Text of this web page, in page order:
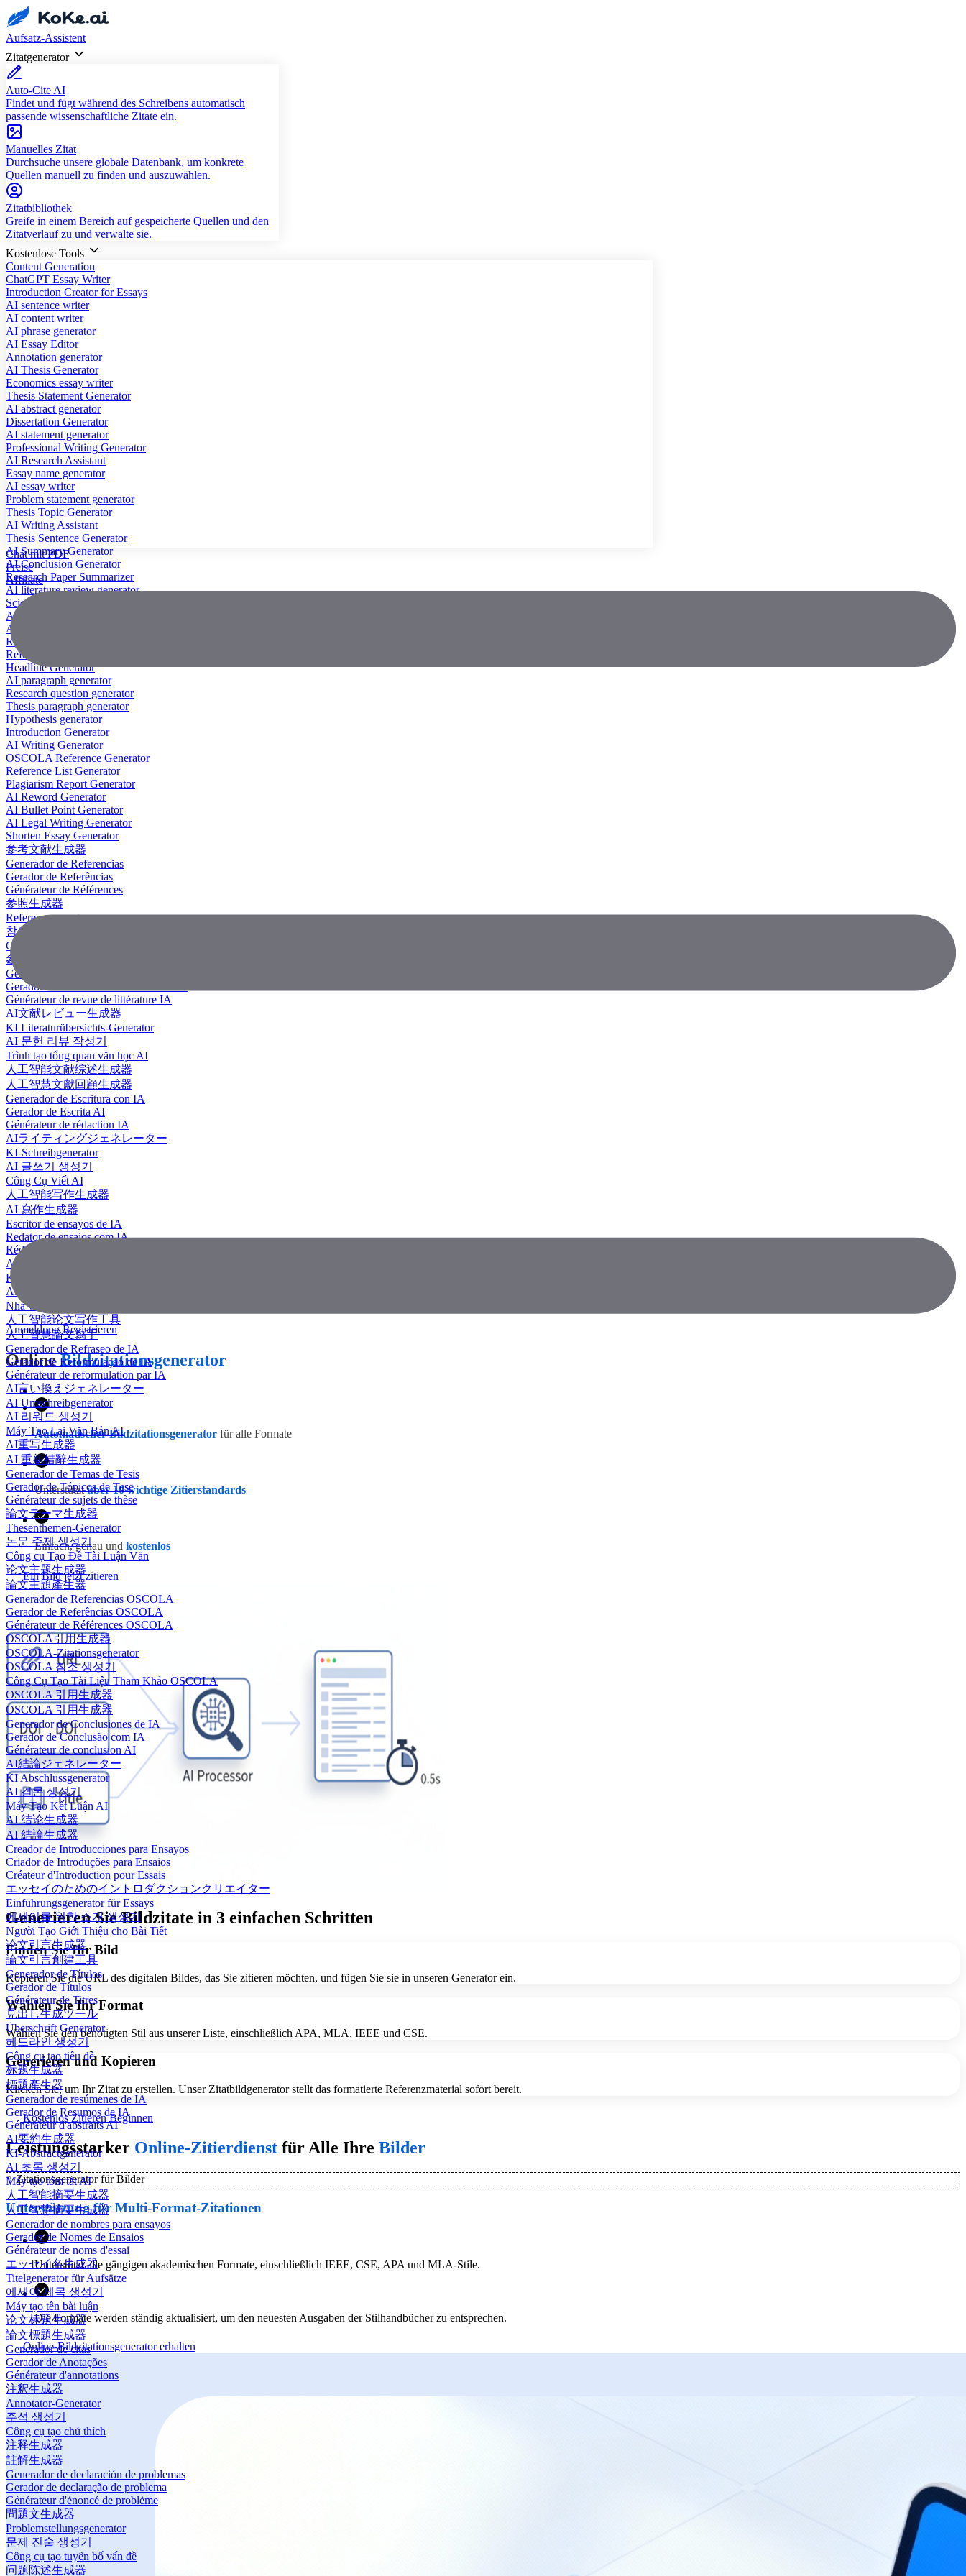
Aufsatz-Assistent
Zitatgenerator
Auto-Cite AI
Findet und fügt während des Schreibens automatisch
passende wissenschaftliche Zitate ein.
Manuelles Zitat
Durchsuche unsere globale Datenbank, um konkrete
Quellen manuell zu finden und auszuwählen.
Zitatbibliothek
Greife in einem Bereich auf gespeicherte Quellen und den
Zitatverlauf zu und verwalte sie.
Kostenlose Tools
Content Generation
ChatGPT Essay Writer
Introduction Creator for Essays
AI sentence writer
AI content writer
AI phrase generator
AI Essay Editor
Annotation generator
AI Thesis Generator
Economics essay writer
Thesis Statement Generator
AI abstract generator
Dissertation Generator
AI statement generator
Professional Writing Generator
AI Research Assistant
Essay name generator
AI essay writer
Problem statement generator
Thesis Topic Generator
AI Writing Assistant
Thesis Sentence Generator
AI Summary Generator
AI Conclusion Generator
Research Paper Summarizer
AI literature review generator
Scientific Paper Summarizer
AI case study generator
AI Research Paper Generator
Research Title Generator
Reference Generator
Headline Generator
AI paragraph generator
Research question generator
Thesis paragraph generator
Hypothesis generator
Introduction Generator
AI Writing Generator
OSCOLA Reference Generator
Reference List Generator
Plagiarism Report Generator
AI Reword Generator
AI Bullet Point Generator
AI Legal Writing Generator
Shorten Essay Generator
参考文献生成器
Generador de Referencias
Gerador de Referências
Générateur de Références
参照生成器
Referenzgenerator
참조 생성기
Công Cụ Tạo Tài Liệu Tham Khảo
參考文獻生成器
Generador de revisión literaria con IA
Gerador de Revisão de Literatura em IA
Générateur de revue de littérature IA
AI文献レビュー生成器
KI Literaturübersichts-Generator
AI 문헌 리뷰 작성기
Trình tạo tổng quan văn học AI
人工智能文献综述生成器
人工智慧文獻回顧生成器
Generador de Escritura con IA
Gerador de Escrita AI
Générateur de rédaction IA
AIライティングジェネレーター
KI-Schreibgenerator
AI 글쓰기 생성기
Công Cụ Viết AI
人工智能写作生成器
AI 寫作生成器
Escritor de ensayos de IA
Redator de ensaios com IA
Rédacteur d'essais IA
AIエッセイライター
KI Essay-Schreiber
AI 에세이 작성기
Nhà văn luận văn AI
人工智能论文写作工具
人工智慧論文寫手
Generador de Refraseo de IA
Gerador de Reformulação de IA
Générateur de reformulation par IA
AI言い換えジェネレーター
AI Umschreibgenerator
AI 리워드 생성기
Máy Tạo Lại Văn Bản AI
AI重写生成器
AI 重新措辭生成器
Generador de Temas de Tesis
Gerador de Tópicos de Tese
Générateur de sujets de thèse
論文テーマ生成器
Thesenthemen-Generator
논문 주제 생성기
Công cụ Tạo Đề Tài Luận Văn
论文主题生成器
論文主題產生器
Generador de Referencias OSCOLA
Gerador de Referências OSCOLA
Générateur de Références OSCOLA
OSCOLA引用生成器
OSCOLA-Zitationsgenerator
OSCOLA 참조 생성기
Công Cụ Tạo Tài Liệu Tham Khảo OSCOLA
OSCOLA 引用生成器
OSCOLA 引用生成器
Generador de Conclusiones de IA
Gerador de Conclusão com IA
Générateur de conclusion AI
AI結論ジェネレーター
KI Abschlussgenerator
AI 결론 생성기
Máy Tạo Kết Luận AI
AI 结论生成器
AI 結論生成器
Creador de Introducciones para Ensayos
Criador de Introduções para Ensaios
Créateur d'Introduction pour Essais
エッセイのためのイントロダクションクリエイター
Einführungsgenerator für Essays
에세이를 위한 소개 생성기
Người Tạo Giới Thiệu cho Bài Tiết
论文引言生成器
論文引言創建工具
Generador de Títulos
Gerador de Títulos
Générateur de Titres
見出し生成ツール
Überschrift Generator
헤드라인 생성기
Công cụ tạo tiêu đề
标题生成器
標題產生器
Generador de resúmenes de IA
Gerador de Resumos de IA
Générateur d'abstraits AI
AI要約生成器
KI-Abstractgenerator
AI 초록 생성기
Máy tạo tóm tắt AI
人工智能摘要生成器
人工智慧摘要生成器
Generador de nombres para ensayos
Gerador de Nomes de Ensaios
Générateur de noms d'essai
エッセイ名生成器
Titelgenerator für Aufsätze
에세이 제목 생성기
Máy tạo tên bài luận
论文标题生成器
論文標題生成器
Generador de citas
Gerador de Anotações
Générateur d'annotations
注釈生成器
Annotator-Generator
주석 생성기
Công cụ tạo chú thích
注释生成器
註解生成器
Generador de declaración de problemas
Gerador de declaração de problema
Générateur d'énoncé de problème
問題文生成器
Problemstellungsgenerator
문제 진술 생성기
Công cụ tạo tuyên bố vấn đề
问题陈述生成器
Chat mit PDF
Preise
Affiliate
AnmeldungRegistrieren
OnlineBildzitationsgenerator
Automatischer Bildzitationsgenerator für alle Formate
Unterstütztüber 10 wichtige Zitierstandards
Einfach, genau und kostenlos
Ein Bild jetzt zitieren
Generieren Sie Bildzitate in 3 einfachen Schritten
Finden Sie Ihr Bild
Kopieren Sie die URL des digitalen Bildes, das Sie zitieren möchten, und fügen Sie sie in unseren Generator ein.
Wählen Sie Ihr Format
Wählen Sie den benötigten Stil aus unserer Liste, einschließlich APA, MLA, IEEE und CSE.
Generieren und Kopieren
Klicken Sie, um Ihr Zitat zu erstellen. Unser Zitatbildgenerator stellt das formatierte Referenzmaterial sofort bereit.
Kostenlos Zitieren Beginnen
Leistungsstarker Online-Zitierdienst für Alle Ihre Bilder
✨Zitationsgenerator für Bilder
Unterstützung für Multi-Format-Zitationen
Unterstützt alle gängigen akademischen Formate, einschließlich IEEE, CSE, APA und MLA-Stile.
Die Formate werden ständig aktualisiert, um den neuesten Ausgaben der Stilhandbücher zu entsprechen.
Online-Bildzitationsgenerator erhalten